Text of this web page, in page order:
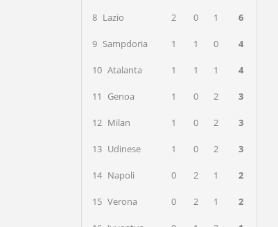
8 Lazio 2 0 1 6
9 Sampdoria 1 1 0 4
10 Atalanta 1 1 1 4
11 Genoa 1 0 2 3
12 Milan 1 0 2 3
13 Udinese 1 0 2 3
14 Napoli 0 2 1 2
15 Verona 0 2 1 2